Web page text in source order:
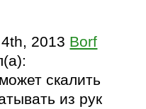
2013 Borf
скалить
из рук